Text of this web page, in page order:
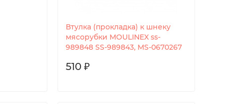
Втулка (прокладка) к шнеку
мясорубки MOULINEX ss-
989848 SS-989843, MS-0670267
510 ₽